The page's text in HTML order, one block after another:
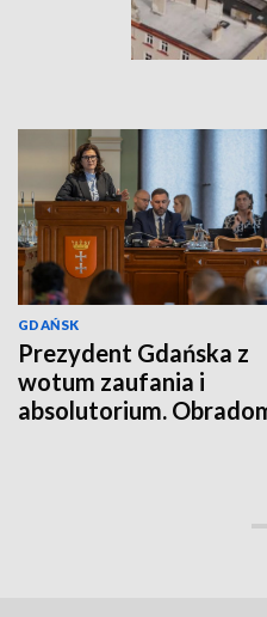
GDAŃSK
Prezydent Gdańska z
wotum zaufania i
absolutorium.